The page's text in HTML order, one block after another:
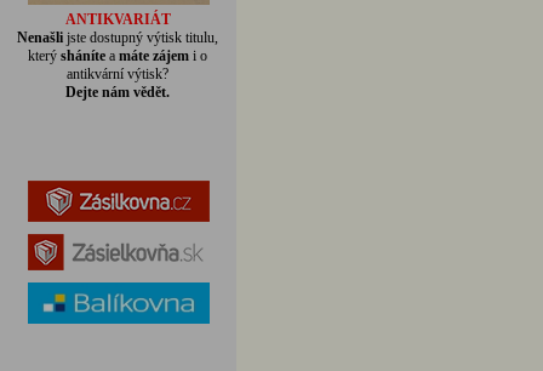
ANTIKVARIÁT
Nenašli jste dostupný výtisk titulu,
kterýsháníte amáte zájem i o
antikvární výtisk?
Dejte nám vědět.